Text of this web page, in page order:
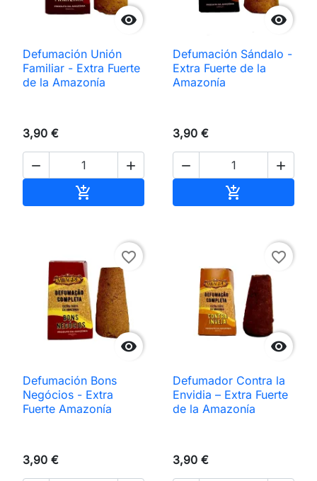

Defumación Unión
Familiar - Extra Fuerte
de la Amazonía
3,90 €
 


Defumación Sándalo -
Extra Fuerte de la
Amazonía
3,90 €
 


favorite_border
Defumación Bons
Negócios - Extra
Fuerte Amazonía
3,90 €

favorite_border
Defumador Contra la
Envidia – Extra Fuerte
de la Amazonía
3,90 €